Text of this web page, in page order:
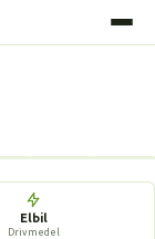
Elbil
Drivmedel